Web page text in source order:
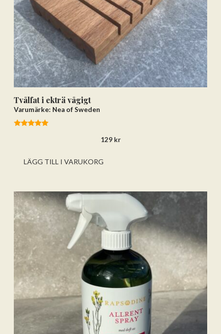
Tvålfat i ekträ vågigt
Varumärke: Nea of Sweden
129 kr
LÄGG TILL I VARUKORG
Gå till kassan och välj
Få hem dina varor först. Betala efteråt.
Betala via bankkonto eller
betalkort/kreditkort